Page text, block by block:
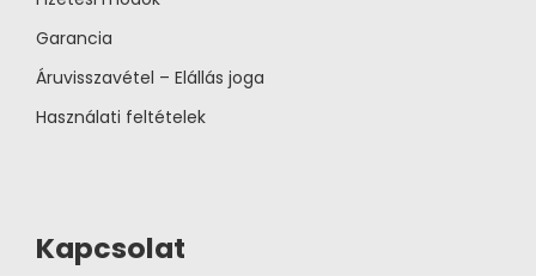
Garancia
Áruvisszavétel – Elállás joga
Használati feltételek
Kapcsolat